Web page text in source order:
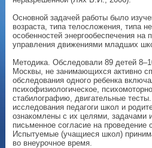
Основной задачей работы было
возраста, типа телосложения, типа
особенностей энергообеспечения на
управления движениями младших
Методика. Обследовали 89 детей
Москвы, не занимающихся активно
обследования одного ребенка
психофизиологическое,
стабилографию, двигательные
исследования педагоги школ и
ознакомлены с их целями, задачами
письменное согласие на проведение
Испытуемые (учащиеся школ)
во внеурочное время.